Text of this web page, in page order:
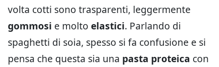
volta cotti sono trasparenti, leggermente
gommosi e molto elastici. Parlando di
spaghetti di soia, spesso si fa confusione e si
pensa che questa sia una pasta proteica con